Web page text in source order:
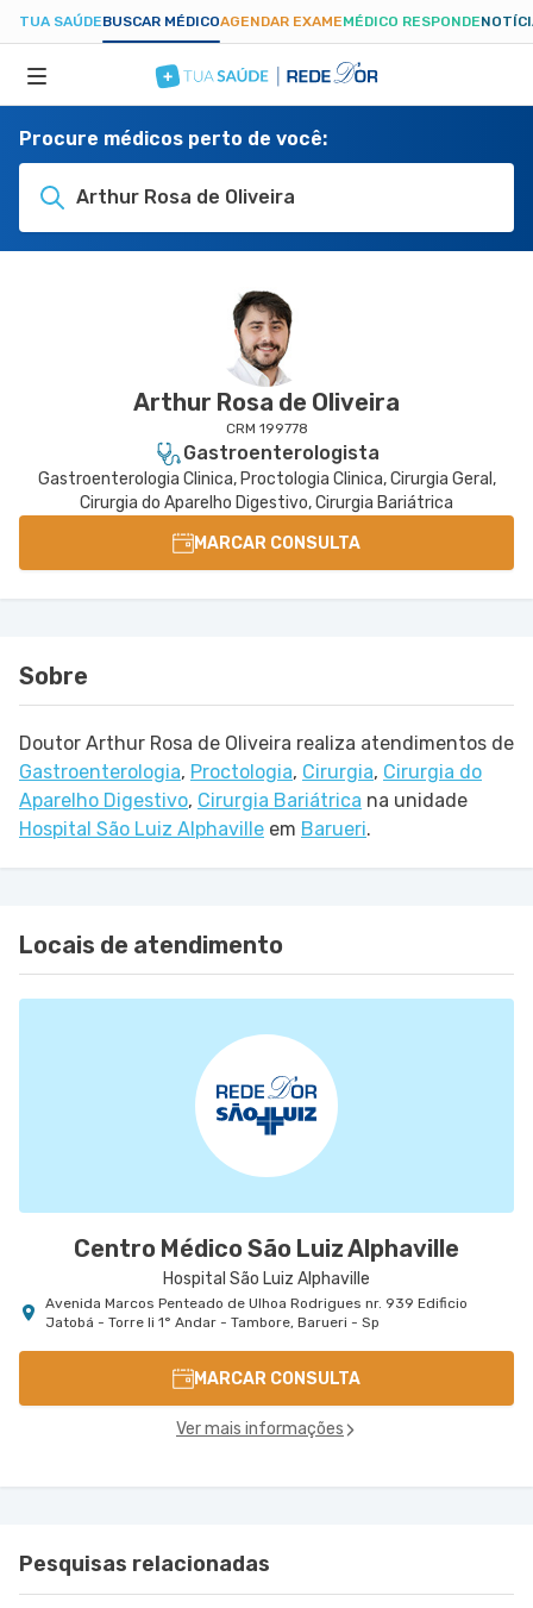
TUA SAÚDEBUSCAR MÉDICOAGENDAR EXAMEMÉDICO RESPONDE
ESPECIALIDADES
Procure médicos perto de você:
Arthur Rosa de Oliveira
Arthur Rosa de Oliveira
CRM 199778
Gastroenterologista
Gastroenterologia Clinica, Proctologia Clinica, Cirurgia Geral,
Cirurgia do Aparelho Digestivo, Cirurgia Bariátrica
MARCAR CONSULTA
Sobre
Doutor Arthur Rosa de Oliveira realiza atendimentos de
Gastroenterologia, Proctologia, Cirurgia, Cirurgia do
Aparelho Digestivo, Cirurgia Bariátrica na unidade
Hospital São Luiz Alphaville em Barueri.
Locais de atendimento
Centro Médico São Luiz Alphaville
Hospital São Luiz Alphaville
Avenida Marcos Penteado de Ulhoa Rodrigues nr. 939 Edificio
Jatobá - Torre Ii 1° Andar - Tambore, Barueri - Sp
MARCAR CONSULTA
Ver mais informações
Pesquisas relacionadas